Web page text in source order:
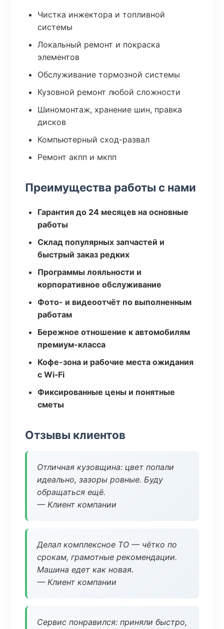
Чистка инжектора и топливной
системы
Локальный ремонт и покраска
элементов
Обслуживание тормозной системы
Кузовной ремонт любой сложности
Шиномонтаж, хранение шин, правка
дисков
Компьютерный сход-развал
Ремонт акпп и мкпп
Преимущества работы с нами
Гарантия до 24 месяцев на основные
работы
Склад популярных запчастей и
быстрый заказ редких
Программы лояльности и
корпоративное обслуживание
Фото- и видеоотчёт по выполненным
работам
Бережное отношение к автомобилям
премиум-класса
Кофе-зона и рабочие места ожидания
с Wi‑Fi
Фиксированные цены и понятные
сметы
Отзывы клиентов
Отличная кузовщина: цвет попали
идеально, зазоры ровные. Буду
обращаться ещё.
— Клиент компании
Делал комплексное ТО — чётко по
срокам, грамотные рекомендации.
Машина едет как новая.
— Клиент компании
Сервис понравился: приняли быстро,